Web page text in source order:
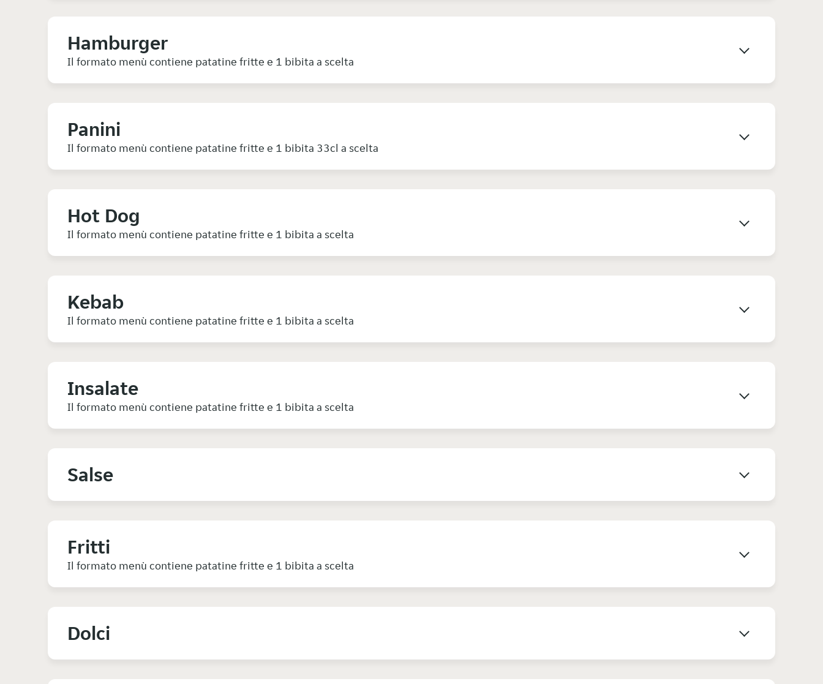
Hamburger
Il formato menù contiene patatine fritte e 1 bibita a scelta
Panini
Il formato menù contiene patatine fritte e 1 bibita 33cl a scelta
Hot Dog
Il formato menù contiene patatine fritte e 1 bibita a scelta
Kebab
Il formato menù contiene patatine fritte e 1 bibita a scelta
Insalate
Il formato menù contiene patatine fritte e 1 bibita a scelta
Salse
Fritti
Il formato menù contiene patatine fritte e 1 bibita a scelta
Dolci